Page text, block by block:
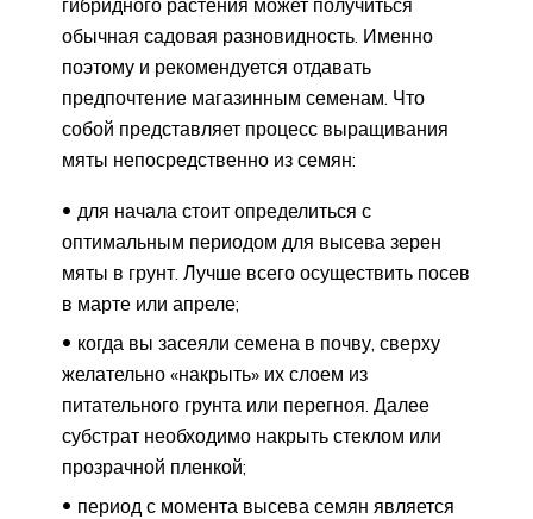
обычная садовая разновидность. Именно
поэтому и рекомендуется отдавать
предпочтение магазинным семенам. Что
собой представляет процесс выращивания
мяты непосредственно из семян:
для начала стоит определиться с
оптимальным периодом для высева зерен
мяты в грунт. Лучше всего осуществить посев
в марте или апреле;
когда вы засеяли семена в почву, сверху
желательно «накрыть» их слоем из
питательного грунта или перегноя. Далее
субстрат необходимо накрыть стеклом или
прозрачной пленкой;
период с момента высева семян является